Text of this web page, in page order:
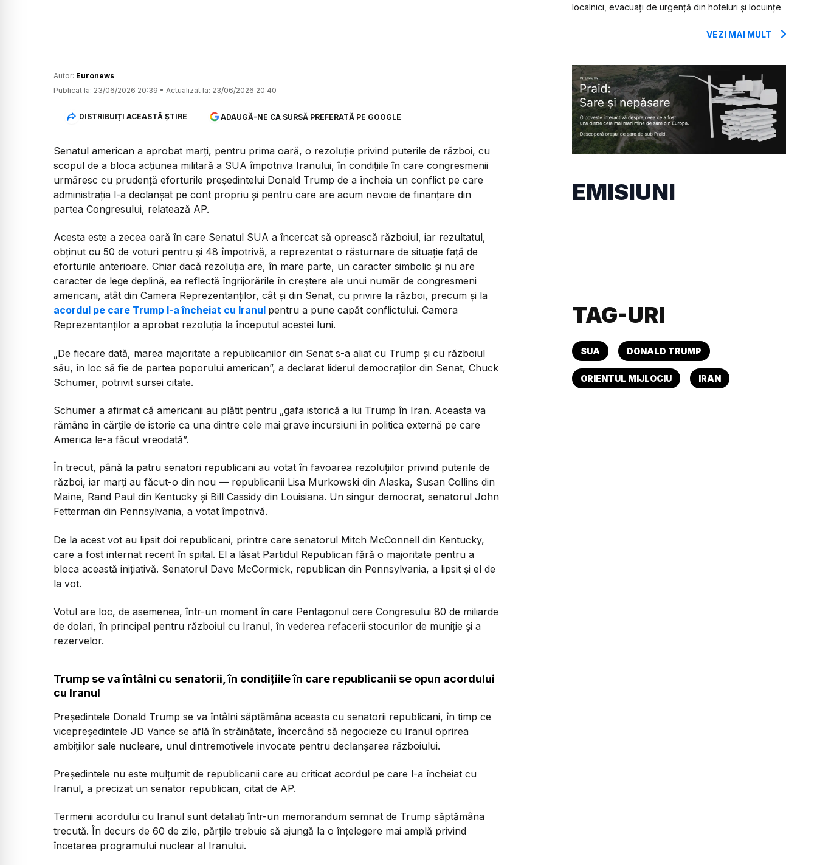
Autor: Euronews
Publicat la: 23/06/2026 20:39 • Actualizat la: 23/06/2026 20:40
DISTRIBUIȚI ACEASTĂ ȘTIRE ADAUGĂ-NE CA SURSĂ PREFERATĂ PE GOOGLE
Senatul american a aprobat marți, pentru prima oară, o rezoluție privind puterile de război, cu
scopul de a bloca acțiunea militară a SUA împotriva Iranului, în condițiile în care congresmenii
urmăresc cu prudență eforturile președintelui Donald Trump de a încheia un conflict pe care
administrația l-a declanșat pe cont propriu și pentru care are acum nevoie de finanțare din
partea Congresului, relatează AP.
Acesta este a zecea oară în care Senatul SUA a încercat să oprească războiul, iar rezultatul,
obținut cu 50 de voturi pentru și 48 împotrivă, a reprezentat o răsturnare de situație față de
eforturile anterioare. Chiar dacă rezoluția are, în mare parte, un caracter simbolic și nu are
caracter de lege deplină, ea reflectă îngrijorările în creștere ale unui număr de congresmeni
americani, atât din Camera Reprezentanților, cât și din Senat, cu privire la război, precum și la
acordul pe care Trump l-a încheiat cu Iranul pentru a pune capăt conflictului. Camera
Reprezentanților a aprobat rezoluția la începutul acestei luni.
„De fiecare dată, marea majoritate a republicanilor din Senat s-a aliat cu Trump și cu războiul
său, în loc să fie de partea poporului american”, a declarat liderul democraților din Senat, Chuck
Schumer, potrivit sursei citate.
Schumer a afirmat că americanii au plătit pentru „gafa istorică a lui Trump în Iran. Aceasta va
rămâne în cărțile de istorie ca una dintre cele mai grave incursiuni în politica externă pe care
America le-a făcut vreodată”.
În trecut, până la patru senatori republicani au votat în favoarea rezoluțiilor privind puterile de
război, iar marți au făcut-o din nou — republicanii Lisa Murkowski din Alaska, Susan Collins din
Maine, Rand Paul din Kentucky și Bill Cassidy din Louisiana. Un singur democrat, senatorul John
Fetterman din Pennsylvania, a votat împotrivă.
De la acest vot au lipsit doi republicani, printre care senatorul Mitch McConnell din Kentucky,
care a fost internat recent în spital. El a lăsat Partidul Republican fără o majoritate pentru a
bloca această inițiativă. Senatorul Dave McCormick, republican din Pennsylvania, a lipsit și el de
la vot.
Votul are loc, de asemenea, într-un moment în care Pentagonul cere Congresului 80 de miliarde
de dolari, în principal pentru războiul cu Iranul, în vederea refacerii stocurilor de muniție și a
rezervelor.
Trump se va întâlni cu senatorii, în condițiile în care republicanii se opun acordului
cu Iranul
Președintele Donald Trump se va întâlni săptămâna aceasta cu senatorii republicani, în timp ce
vicepreședintele JD Vance se află în străinătate, încercând să negocieze cu Iranul oprirea
ambițiilor sale nucleare, unul dintremotivele invocate pentru declanșarea războiului.
Președintele nu este mulțumit de republicanii care au criticat acordul pe care l-a încheiat cu
Iranul, a precizat un senator republican, citat de AP.
Termenii acordului cu Iranul sunt detaliați într-un memorandum semnat de Trump săptămâna
trecută. În decurs de 60 de zile, părțile trebuie să ajungă la o înțelegere mai amplă privind
încetarea programului nuclear al Iranului.
localnici, evacuați de urgență din hoteluri și locuințe
VEZI MAI MULT
EMISIUNI
TAG-URI
SUA DONALD TRUMP
ORIENTUL MIJLOCIU IRAN